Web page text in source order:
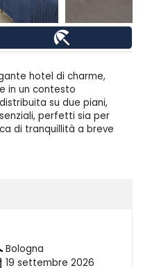
beach_access
hotel di charme,
in un contesto
su due piani,
perfetti sia per
di tranquillità a breve
apprezzate dell’isola di
fermata dell’autobus
Nelle vicinanze si
mentre
Bologna
19 settembre 2026